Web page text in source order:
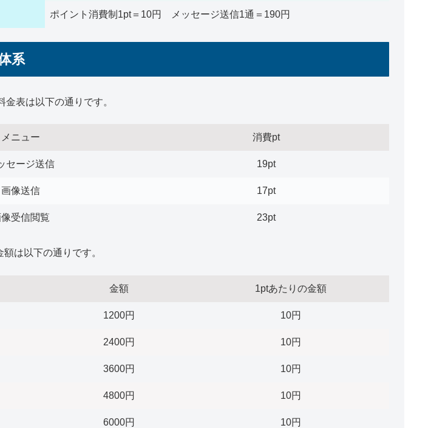
ポイント消費制1pt＝10円 メッセージ送信1通＝190円
系
金表は以下の通りです。
メニュー 消費pt
セージ送信 19pt
画像送信 17pt
受信閲覧 23pt
は以下の通りです。
金額 1ptあたりの金額
1200円 10円
2400円 10円
3600円 10円
4800円 10円
6000円 10円